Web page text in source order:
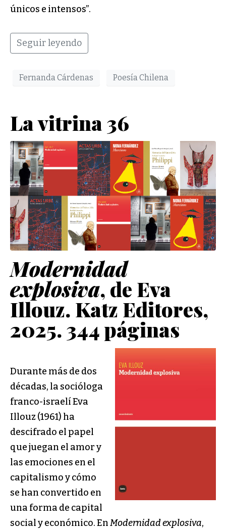
únicos e intensos”.
Seguir leyendo
Fernanda Cárdenas Poesía Chilena
La vitrina 36
Modernidad
explosiva, de Eva
Illouz. Katz Editores,
2025. 344 páginas
Durante más de dos
décadas, la socióloga
franco-israelí Eva
Illouz (1961) ha
descifrado el papel
que juegan el amor y
las emociones en el
capitalismo y cómo
se han convertido en
una forma de capital
social y económico. EnModernidad explosiva,